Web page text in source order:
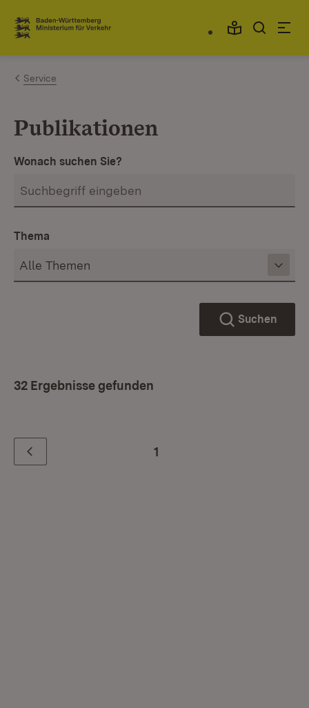
Zum Inhalt springen
Link zur Startseite
Service
Publikationen
Wonach suchen Sie?
Thema
Suchen
32 Ergebnisse gefunden
Zurück 1